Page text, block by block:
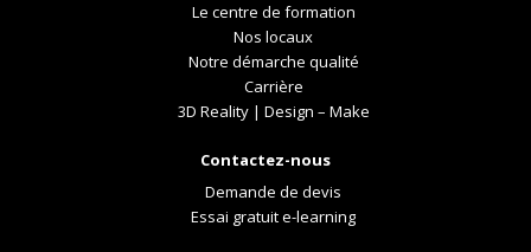
Le centre de formation
Nos locaux
Notre démarche qualité
Carrière
3D Reality | Design – Make
Contactez-nous
Demande de devis
Essai gratuit e-learning